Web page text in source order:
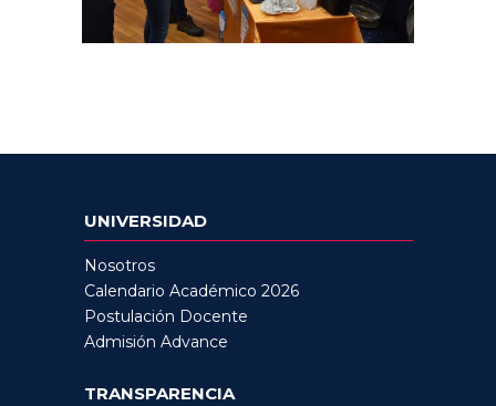
UNIVERSIDAD
Nosotros
Calendario Académico 2026
Postulación Docente
Admisión Advance
TRANSPARENCIA